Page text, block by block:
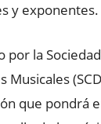
y exponentes.
por la
que pondrá